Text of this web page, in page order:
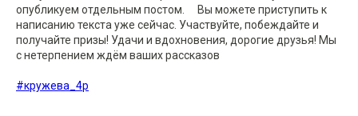
опубликуем отдельным постом. ⠀ Вы можете приступить к
написанию текста уже сейчас. Участвуйте, побеждайте и
получайте призы! Удачи и вдохновения, дорогие друзья! Мы
с нетерпением ждём ваших рассказов
#кружева_4р